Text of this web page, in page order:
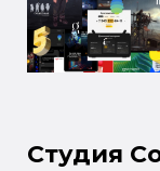
Студия